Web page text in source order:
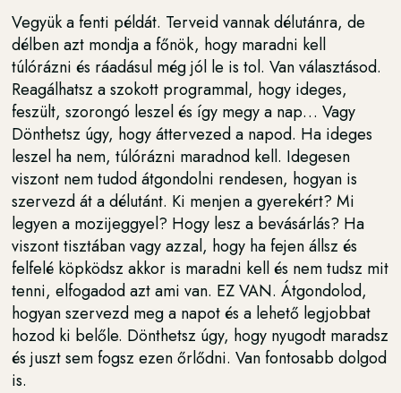
Vegyük a fenti példát. Terveid vannak délutánra, de
délben azt mondja a főnök, hogy maradni kell
túlórázni és ráadásul még jól le is tol. Van választásod.
Reagálhatsz a szokott programmal, hogy ideges,
feszült, szorongó leszel és így megy a nap… Vagy
Dönthetsz úgy, hogy áttervezed a napod. Ha ideges
leszel ha nem, túlórázni maradnod kell. Idegesen
viszont nem tudod átgondolni rendesen, hogyan is
szervezd át a délutánt. Ki menjen a gyerekért? Mi
legyen a mozijeggyel? Hogy lesz a bevásárlás? Ha
viszont tisztában vagy azzal, hogy ha fejen állsz és
felfelé köpködsz akkor is maradni kell és nem tudsz mit
tenni, elfogadod azt ami van. EZ VAN. Átgondolod,
hogyan szervezd meg a napot és a lehető legjobbat
hozod ki belőle. Dönthetsz úgy, hogy nyugodt maradsz
és juszt sem fogsz ezen őrlődni. Van fontosabb dolgod
is.